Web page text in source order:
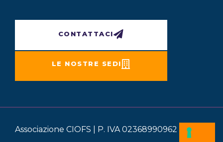
CONTATTACI
LE NOSTRE SEDI
Associazione CIOFS | P. IVA 02368990962